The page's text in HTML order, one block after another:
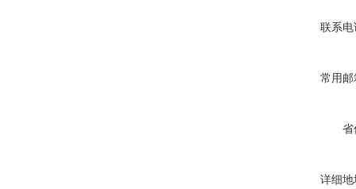
联系电
常用邮
省
详细地